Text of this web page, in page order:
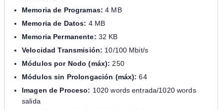
Memoria de Programas: 4 MB
Memoria de Datos: 4 MB
Memoria Permanente: 32 KB
Velocidad Transmisión: 10/100 Mbit/s
Módulos por Nodo (máx): 250
Módulos sin Prolongación (máx): 64
Imagen de Proceso: 1020 words entrada/1020 words
salida